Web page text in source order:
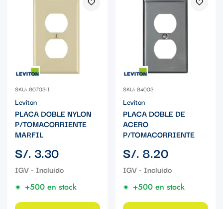
SKU: 80703-I
Leviton
PLACA DOBLE NYLON
P/TOMACORRIENTE
MARFIL
Precio
regular
S/. 3.30
+500 en stock
SKU: 84003
Leviton
PLACA DOBLE DE
ACERO
P/TOMACORRIENTE
Precio
regular
S/. 8.20
+500 en stock